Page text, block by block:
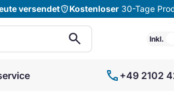
versendetshield_questionKostenloser 30-Tage
search Inkl.
call +49 2102